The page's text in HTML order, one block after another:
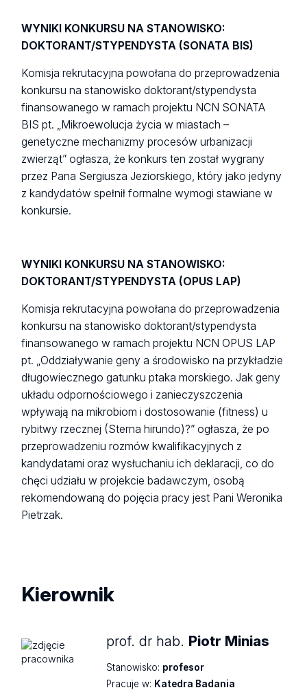
WYNIKI KONKURSU NA STANOWISKO:
DOKTORANT/STYPENDYSTA (SONATA BIS)
Komisja rekrutacyjna powołana do przeprowadzenia
konkursu na stanowisko doktorant/stypendysta
finansowanego w ramach projektu NCN SONATA
BIS pt. „Mikroewolucja życia w miastach –
genetyczne mechanizmy procesów urbanizacji
zwierząt” ogłasza, że konkurs ten został wygrany
przez Pana Sergiusza Jeziorskiego, który jako jedyny
z kandydatów spełnił formalne wymogi stawiane w
konkursie.
WYNIKI KONKURSU NA STANOWISKO:
DOKTORANT/STYPENDYSTA (OPUS LAP)
Komisja rekrutacyjna powołana do przeprowadzenia
konkursu na stanowisko doktorant/stypendysta
finansowanego w ramach projektu NCN OPUS LAP
pt. „Oddziaływanie geny a środowisko na przykładzie
długowiecznego gatunku ptaka morskiego. Jak geny
układu odpornościowego i zanieczyszczenia
wpływają na mikrobiom i dostosowanie (fitness) u
rybitwy rzecznej (Sterna hirundo)?” ogłasza, że po
przeprowadzeniu rozmów kwalifikacyjnych z
kandydatami oraz wysłuchaniu ich deklaracji, co do
chęci udziału w projekcie badawczym, osobą
rekomendowaną do pojęcia pracy jest Pani Weronika
Pietrzak.
Kierownik
prof. dr hab. Piotr Minias
Stanowisko: profesor
Pracuje w: Katedra Badania